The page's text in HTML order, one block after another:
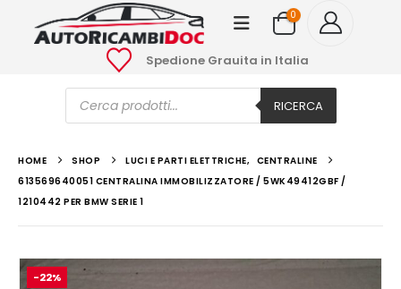
0
Spedione Grauita in Italia
Ricerca
prodotti RICERCA
HOME SHOP LUCI E PARTI ELETTRICHE, CENTRALINE
613569640051 CENTRALINA IMMOBILIZZATORE / 5WK49412GBF /
1210442 PER BMW SERIE 1
-22%